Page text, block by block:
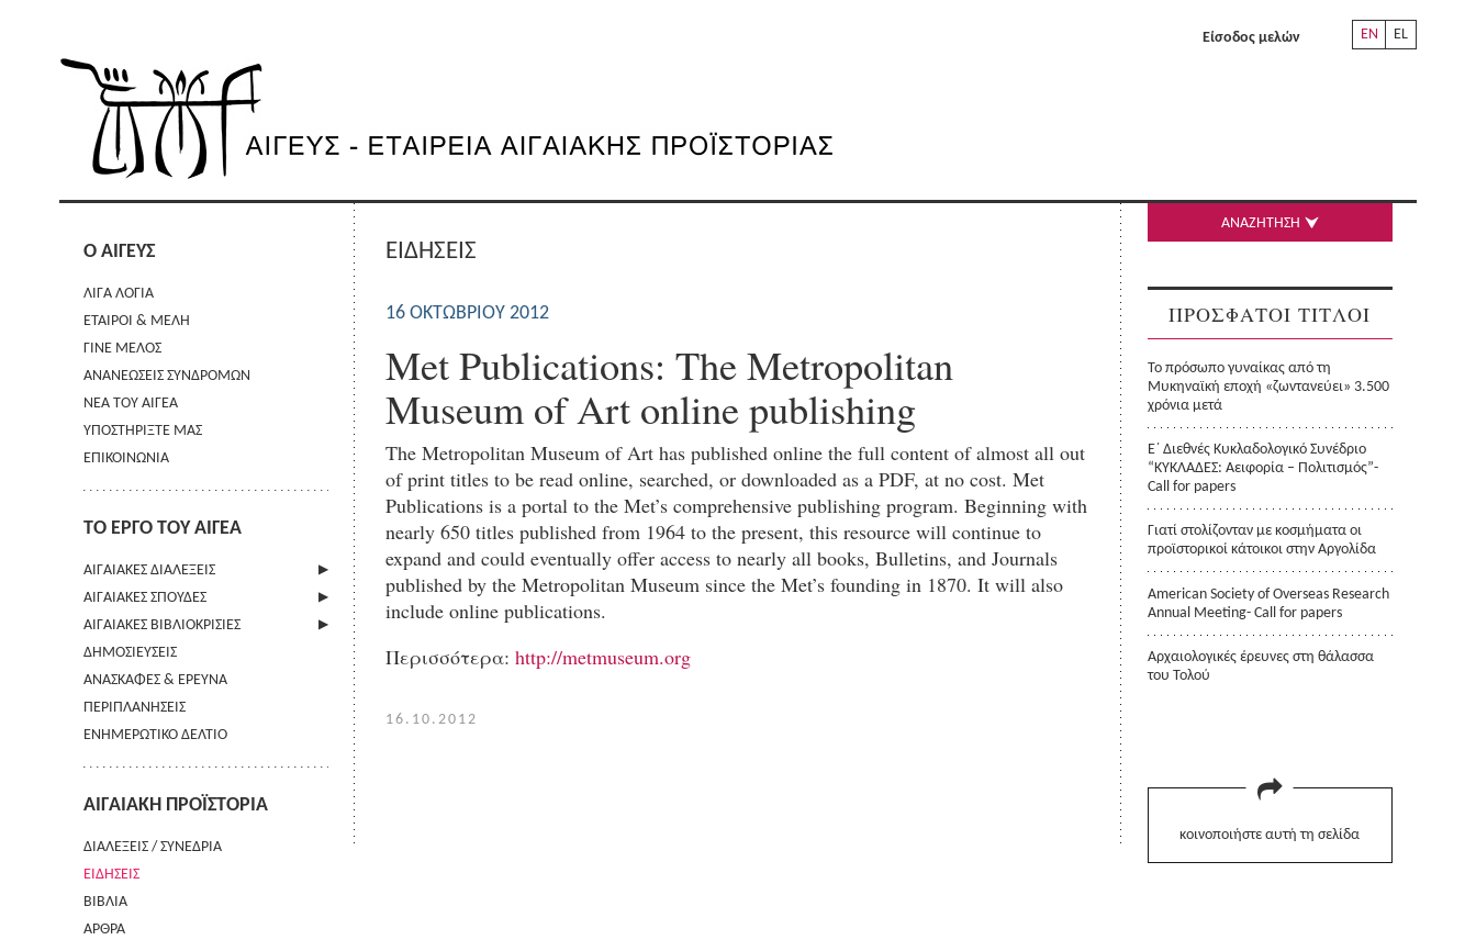
EN EL
Είσοδος μελών
Ο ΑΙΓΕΥΣ
ΛΙΓΑ ΛΟΓΙΑ
ΕΤΑΙΡΟΙ & ΜΕΛΗ
ΓΙΝΕ ΜΕΛΟΣ
ΑΝΑΝΕΩΣΕΙΣ ΣΥΝΔΡΟΜΩΝ
ΝΕΑ ΤΟΥ ΑΙΓΕΑ
ΥΠΟΣΤΗΡΙΞΤΕ ΜΑΣ
ΕΠΙΚΟΙΝΩΝΙΑ
ΤΟ ΕΡΓΟ ΤΟΥ ΑΙΓΕΑ
ΑΙΓΑΙΑΚΕΣ ΔΙΑΛΕΞΕΙΣ
ΠΛΗΡΟΦΟΡΙΕΣ
ΑΙΓΑΙΑΚΕΣ ΣΠΟΥΔΕΣ
ΠΛΗΡΟΦΟΡΙΕΣ
ΟΔΗΓΙΕΣ ΠΡΟΣ ΣΥΓΓΡΑΦΕΙΣ
ΟΡΟΙ ΧΡΗΣΗΣ
ΕΠΙΚΟΙΝΩΝΙΑ
ΑΙΓΑΙΑΚΕΣ ΒΙΒΛΙΟΚΡΙΣΙΕΣ
ΠΛΗΡΟΦΟΡΙΕΣ
ΔΗΜΟΣΙΕΥΣΕΙΣ
ΑΝΑΣΚΑΦΕΣ & ΕΡΕΥΝΑ
ΠΕΡΙΠΛΑΝΗΣΕΙΣ
ΕΝΗΜΕΡΩΤΙΚΟ ΔΕΛΤΙΟ
ΑΙΓΑΙΑΚΗ ΠΡΟΪΣΤΟΡΙΑ
ΔΙΑΛΕΞΕΙΣ / ΣΥΝΕΔΡΙΑ
ΕΙΔΗΣΕΙΣ
ΒΙΒΛΙΑ
ΑΡΘΡΑ
ΕΙΔΗΣΕΙΣ
16 ΟΚΤΩΒΡΊΟΥ 2012
Met Publications: The Metropolitan
Museum of Art online publishing
The Metropolitan Museum of Art has published online the full content of almost all out
of print titles to be read online, searched, or downloaded as a PDF, at no cost. Met
Publications is a portal to the Met’s comprehensive publishing program. Beginning with
nearly 650 titles published from 1964 to the present, this resource will continue to
expand and could eventually offer access to nearly all books, Bulletins, and Journals
published by the Metropolitan Museum since the Met’s founding in 1870. It will also
include online publications.
Περισσότερα: http://metmuseum.org
16.10.2012
ΑΝΑΖΗΤΗΣΗ
ΠΡΟΣΦΑΤΟΙ ΤΙΤΛΟΙ
Το πρόσωπο γυναίκας από τη
Μυκηναϊκή εποχή «ζωντανεύει» 3.500
χρόνια μετά
Ε΄ Διεθνές Κυκλαδολογικό Συνέδριο
“ΚΥΚΛΑΔΕΣ: Αειφορία – Πολιτισμός”-
Call for papers
Γιατί στολίζονταν με κοσμήματα οι
προϊστορικοί κάτοικοι στην Αργολίδα
American Society of Overseas Research
Annual Meeting- Call for papers
Αρχαιολογικές έρευνες στη θάλασσα
του Τολού
κοινοποιήστε αυτή τη σελίδα